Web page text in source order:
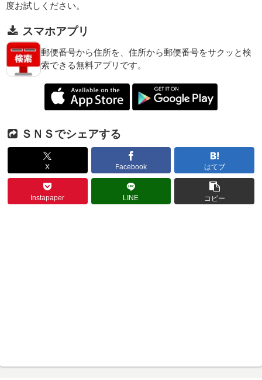
度お試しください。
スマホアプリ
郵便番号から住所を、住所から郵便番号をサクッと検
索できる無料アプリです。
ＳＮＳでシェアする
X Facebook はてブ
Instapaper LINE コピー